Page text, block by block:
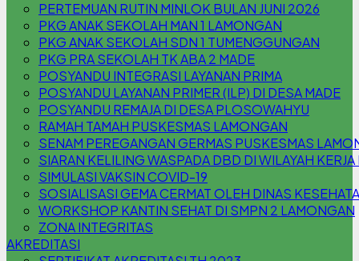
PERTEMUAN RUTIN MINLOK BULAN JUNI 2026
PKG ANAK SEKOLAH MAN 1 LAMONGAN
PKG ANAK SEKOLAH SDN 1 TUMENGGUNGAN
PKG PRA SEKOLAH TK ABA 2 MADE
POSYANDU INTEGRASI LAYANAN PRIMA
POSYANDU LAYANAN PRIMER (ILP) DI DESA MADE
POSYANDU REMAJA DI DESA PLOSOWAHYU
RAMAH TAMAH PUSKESMAS LAMONGAN
SENAM PEREGANGAN GERMAS PUSKESMAS
SIARAN KELILING WASPADA DBD DI WILAYAH
SIMULASI VAKSIN COVID-19
SOSIALISASI GEMA CERMAT OLEH DINAS
WORKSHOP KANTIN SEHAT DI SMPN 2 LAMONGAN
ZONA INTEGRITAS
AKREDITASI